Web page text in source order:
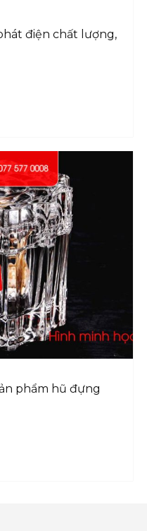
điện chất lượng,
phẩm hũ đựng